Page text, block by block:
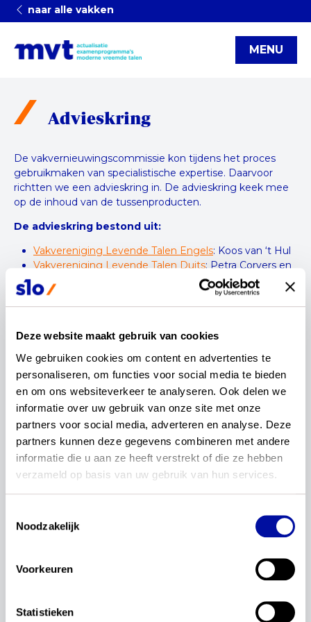
Deze website maakt gebruik van cookies
We gebruiken cookies om content en advertenties te
personaliseren, om functies voor social media te bieden
en om ons websiteverkeer te analyseren. Ook delen we
informatie over uw gebruik van onze site met onze
partners voor social media, adverteren en analyse. Deze
partners kunnen deze gegevens combineren met andere
informatie die u aan ze heeft verstrekt of die ze hebben
verzameld op basis van uw gebruik van hun services.
Noodzakelijk
Voorkeuren
Statistieken
naar alle vakken
MENU
Advieskring
De vakvernieuwingscommissie kon tijdens het proces
gebruikmaken van specialistische expertise. Daarvoor
richtten we een advieskring in. De advieskring keek mee
op de inhoud van de tussenproducten.
De advieskring bestond uit:
Vakvereniging Levende Talen Engels: Koos van ‘t Hul
Vakvereniging Levende Talen Duits: Petra Corvers en
Vakvereniging Levende Talen Frans: Stephanie
Lemmel-Huisman en Frank Claessen (ad interim)
Martino
Vakvereniging Levende Talen Arabisch
: Josien Boetje
Vakvereniging Levende Talen Chinees
Zoetelief
Vakvereniging Levende Talen Italiaans : Helen van
Hoorn
Vakvereniging Levende Talen Russisch: Geramé
Wouters
Vakvereniging Levende Talen Turks: Catharina Geelen
Meesterschapsteam MVT i.s.m. Nationaal Platform
voor de Talen
: Bert Le Bruyn
Nuffic: Marie-Louise Lubbers
Platform eerste- en tweedegraads lerarenopleiders
: Monique
Witkamp
: Kim VanKoughnett